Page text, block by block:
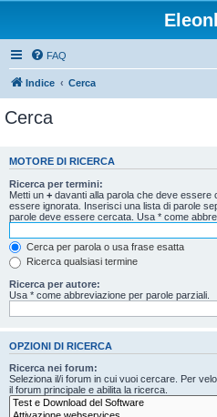
FAQ
Indice Cerca
Cerca
MOTORE DI RICERCA
Ricerca per termini:
Metti un + davanti alla parola che deve essere
essere ignorata. Inserisci una lista di parole
parole deve essere cercata. Usa * come
Cerca per parola o usa frase esatta
Ricerca qualsiasi termine
Ricerca per autore:
Usa * come abbreviazione per parole parziali.
OPZIONI DI RICERCA
Ricerca nei forum:
Seleziona il/i forum in cui vuoi cercare. Per
il forum principale e abilita la ricerca.